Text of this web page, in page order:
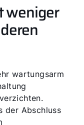
weniger
wartungsarm
der Abschluss